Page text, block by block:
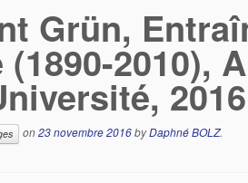
Grün,
(1890-2010),
2016
on23 novembre 2016byDaphné BOLZ.